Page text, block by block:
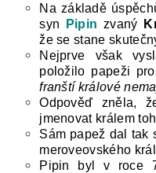
Na základě
syn
Pipin zvaný
že se stane
Nej­prve však
položilo papeži
franští králové
Odpověď zněla,
jmenovat králem
Sám papež dal tak
meroveovského
Pipin byl v roce